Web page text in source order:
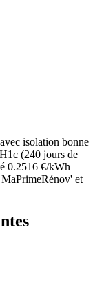
isolation bonne
H1c (240 jours de
0.2516 €/kWh —
et